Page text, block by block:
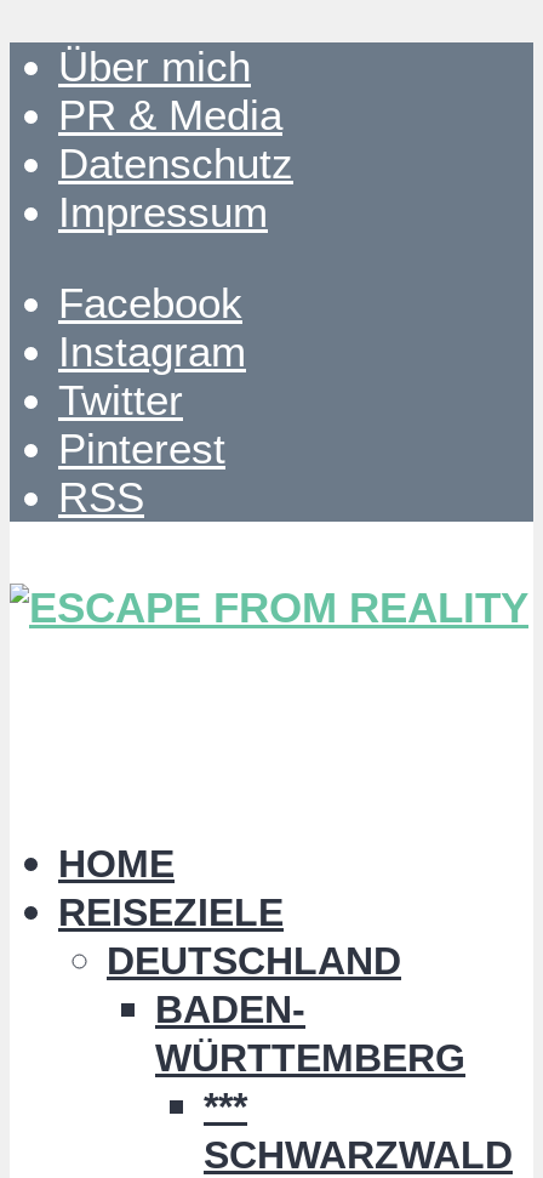
Über mich
PR & Media
Datenschutz
Impressum
Facebook
Instagram
Twitter
Pinterest
RSS
HOME
REISEZIELE
DEUTSCHLAND
BADEN-
WÜRTTEMBERG
***
SCHWARZWALD